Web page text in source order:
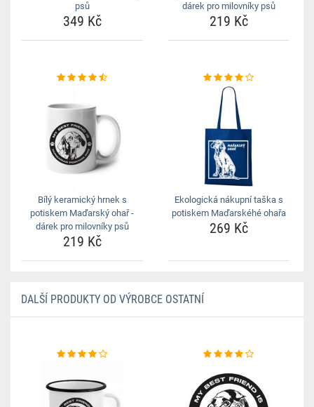
psů
349 Kč
dárek pro milovníky psů
219 Kč
Bílý keramický hrnek s
potiskem Maďarský ohař -
dárek pro milovníky psů
219 Kč
Ekologická nákupní taška s
potiskem Maďarskéhé ohařa
269 Kč
DALŠÍ PRODUKTY OD VÝROBCE OSTATNÍ